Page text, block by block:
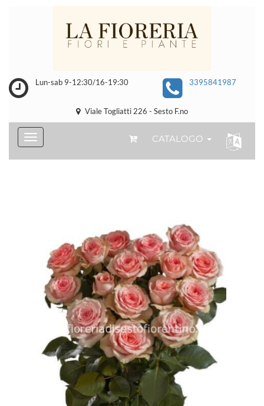
Lun-sab 9-12:30/16-19:30 3395841987
Viale Togliatti 226 - Sesto F.no
CATALOGO